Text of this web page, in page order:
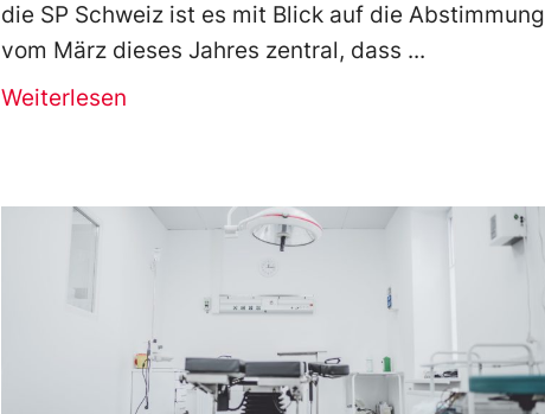
die SP Schweiz ist es mit Blick auf die Abstimmung
vom März dieses Jahres zentral, dass
Weiterlesen